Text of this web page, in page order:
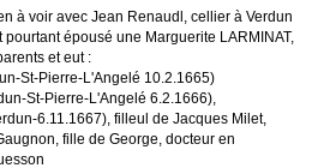
à voir avec Jean Renaudl, cellier à Verdun
épousé une Marguerite LARMINAT,
et eut :
St-Pierre-L'Angelé 10.2.1665)
St-Pierre-L'Angelé 6.2.1666),
6.11.1667), filleul de Jacques Milet,
fille de George, docteur en